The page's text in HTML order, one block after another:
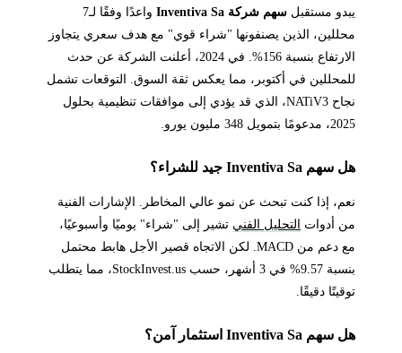
يبدو مستقبل سهم شركة Inventiva Sa
واعدًا وفقًا لـ7
محللين، الذين يصنفونها "شراء قوي" مع هدف سعري يتجاوز
الارتفاع بنسبة 156%. في 2024، أعلنت الشركة عن حدث
للمحللين في أكتوبر، مما يعكس ثقة السوق. التوقعات تشمل
نجاح NATiV3، الذي قد يؤدي إلى موافقات تنظيمية بحلول
2025، مدعومًا بتمويل 348 مليون يورو.
هل سهم Inventiva Sa جيد للشراء؟
نعم، إذا كنت تبحث عن نمو عالي المخاطر. الإشارات الفنية
من أدوات التحليل الفني تشير إلى "شراء" يوميًا وأسبوعيًا،
مع دعم من MACD. لكن الاتجاه قصير الأجل هابط محتمل
بنسبة 9.57% في 3 أشهر، حسب StockInvest.us، مما يتطلب
توقيتًا دقيقًا.
هل سهم Inventiva Sa استثمار آمن؟